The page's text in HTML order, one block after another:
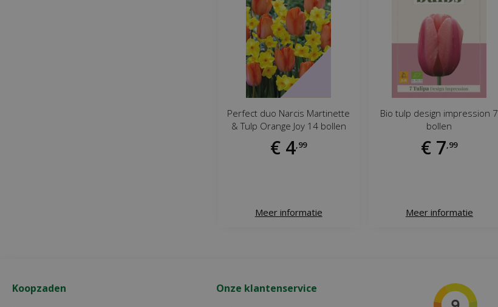
Perfect duo Narcis Martinette
& Tulp Orange Joy 14 bollen
€ 4 99
Meer informatie
Bio tulp design impression 7
bollen
€ 7 99
Meer informatie
Koopzaden Onze klantenservice